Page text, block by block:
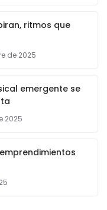
ritmos que
de 2025
emergente se
2025